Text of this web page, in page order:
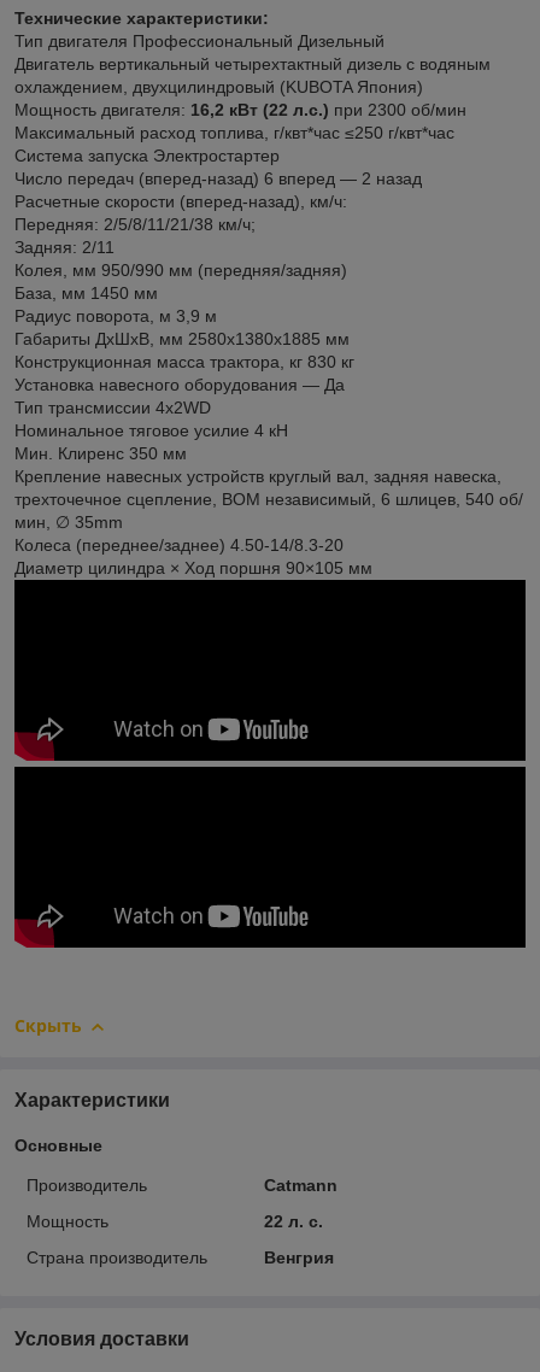
Технические характеристики:
Тип двигателя Профессиональный Дизельный
Двигатель вертикальный четырехтактный дизель с водяным
охлаждением, двухцилиндровый (KUBOTA Япония)
Мощность двигателя: 16,2 кВт (22 л.с.) при 2300 об/мин
Максимальный расход топлива, г/квт*час ≤250 г/квт*час
Система запуска Электростартер
Число передач (вперед-назад) 6 вперед ― 2 назад
Расчетные скорости (вперед-назад), км/ч:
Передняя: 2/5/8/11/21/38 км/ч;
Задняя: 2/11
Колея, мм 950/990 мм (передняя/задняя)
База, мм 1450 мм
Радиус поворота, м 3,9 м
Габариты ДхШхВ, мм 2580x1380x1885 мм
Конструкционная масса трактора, кг 830 кг
Установка навесного оборудования ― Да
Тип трансмиссии 4x2WD
Номинальное тяговое усилие 4 кН
Мин. Клиренс 350 мм
Крепление навесных устройств круглый вал, задняя навеска,
трехточечное сцепление, ВОМ независимый, 6 шлицев, 540 об/
мин, ∅ 35mm
Колеса (переднее/заднее) 4.50-14/8.3-20
Диаметр цилиндра × Ход поршня 90×105 мм
Скрыть
Характеристики
Основные
Производитель
Catmann
Мощность
22 л. с.
Страна производитель
Венгрия
Условия доставки